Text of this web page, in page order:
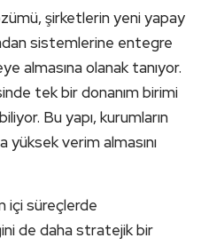
şirketlerin yeni yapay
sistemlerine entegre
almasına olanak tanıyor.
tek bir donanım birimi
Bu yapı, kurumların
yüksek verim almasını
içi süreçlerde
de daha stratejik bir